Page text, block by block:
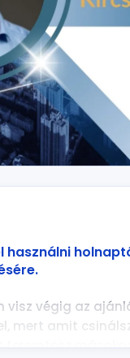
használni
visz végig az
mert amit
teremtesz